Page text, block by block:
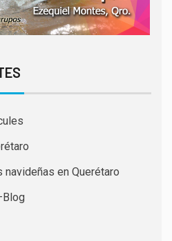
en Querétaro